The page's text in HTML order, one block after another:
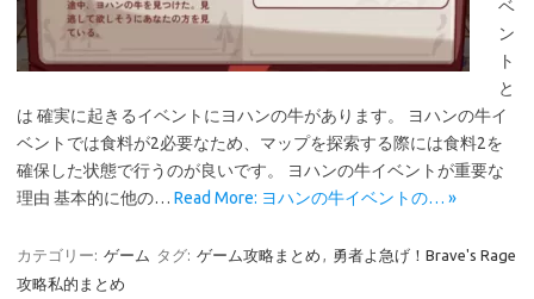
ベ
ン
ト
と
は 確実に起きるイベントにヨハンの牛があります。 ヨハンの牛イ
ベントでは食料が2必要なため、マップを探索する際には食料2を
確保した状態で行うのが良いです。 ヨハンの牛イベントが重要な
理由 基本的に他の… Read More: ヨハンの牛イベントの… »
カテゴリー: ゲーム タグ: ゲーム攻略まとめ , 勇者よ急げ！Brave's Rage
攻略私的まとめ